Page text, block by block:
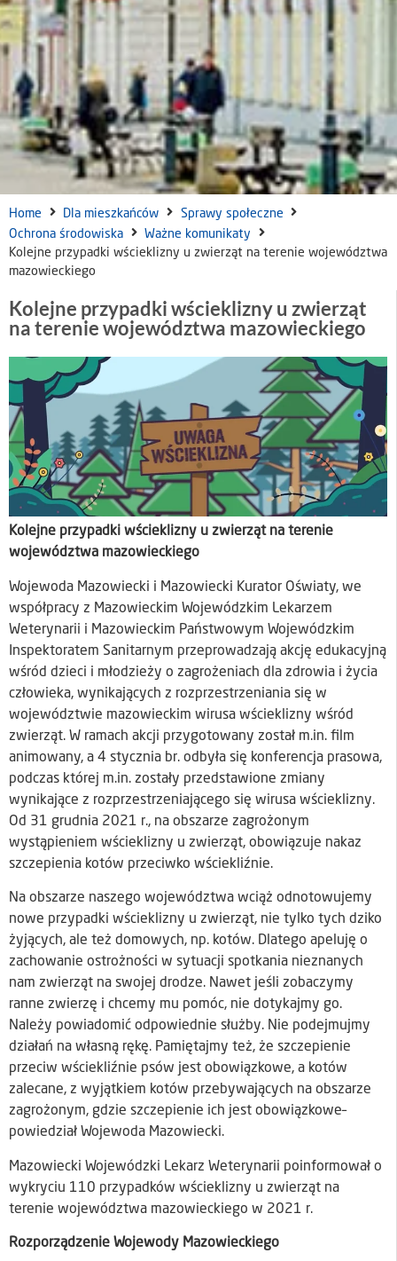
Home Dla mieszkańców
Sprawy społeczne
Ochrona środowiska
Ważne komunikaty
Kolejne przypadki wścieklizny u zwierząt na terenie województwa
mazowieckiego
Kolejne przypadki wścieklizny u zwierząt
na terenie województwa mazowieckiego
Kolejne przypadki wścieklizny u zwierząt na terenie
województwa mazowieckiego
Wojewoda Mazowiecki i Mazowiecki Kurator Oświaty, we
współpracy z Mazowieckim Wojewódzkim Lekarzem
Weterynarii i Mazowieckim Państwowym Wojewódzkim
Inspektoratem Sanitarnym przeprowadzają akcję edukacyjną
wśród dzieci i młodzieży o zagrożeniach dla zdrowia i życia
człowieka, wynikających z rozprzestrzeniania się w
województwie mazowieckim wirusa wścieklizny wśród
zwierząt. W ramach akcji przygotowany został m.in. film
animowany, a 4 stycznia br. odbyła się konferencja prasowa,
podczas której m.in. zostały przedstawione zmiany
wynikające z rozprzestrzeniającego się wirusa wścieklizny.
Od 31 grudnia 2021 r., na obszarze zagrożonym
wystąpieniem wścieklizny u zwierząt, obowiązuje nakaz
szczepienia kotów przeciwko wściekliźnie.
Na obszarze naszego województwa wciąż odnotowujemy
nowe przypadki wścieklizny u zwierząt, nie tylko tych dziko
żyjących, ale też domowych, np. kotów. Dlatego apeluję o
zachowanie ostrożności w sytuacji spotkania nieznanych
nam zwierząt na swojej drodze. Nawet jeśli zobaczymy
ranne zwierzę i chcemy mu pomóc, nie dotykajmy go.
Należy powiadomić odpowiednie służby. Nie podejmujmy
działań na własną rękę. Pamiętajmy też, że szczepienie
przeciw wściekliźnie psów jest obowiązkowe, a kotów
zalecane, z wyjątkiem kotów przebywających na obszarze
zagrożonym, gdzie szczepienie ich jest obowiązkowe–
powiedział Wojewoda Mazowiecki.
Mazowiecki Wojewódzki Lekarz Weterynarii poinformował o
wykryciu 110 przypadków wścieklizny u zwierząt na
terenie województwa mazowieckiego w 2021 r.
Rozporządzenie Wojewody Mazowieckiego